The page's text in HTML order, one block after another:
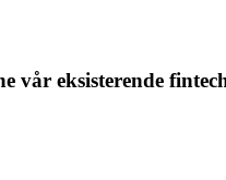
vår eksisterende